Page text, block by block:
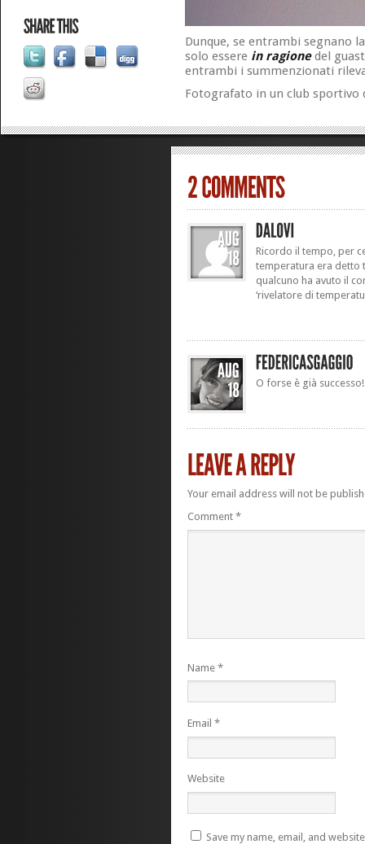
Dunque, se entrambi segnano
solo essere in ragionedel
entrambi i summenzionati
Fotografato in un club sportivo
Ricordo il tempo, per
temperatura era detto
qualcuno ha avuto il
‘rivelatore di
O forse è già successo!
Your email address will not be
Comment *
Name *
Email *
Website
Save my name, email, and